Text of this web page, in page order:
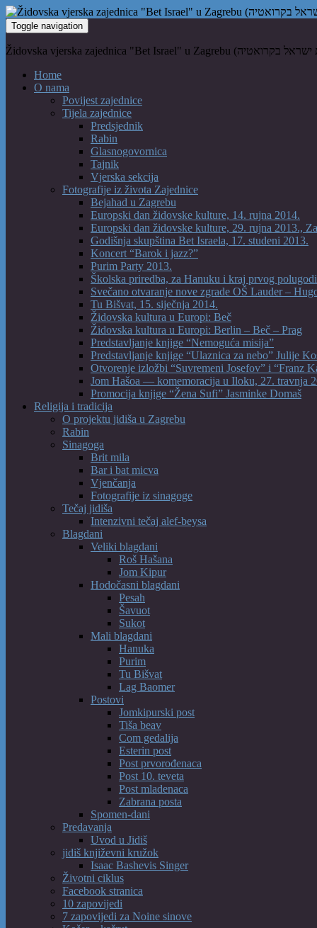
Toggle navigation
Home
O nama
Povijest zajednice
Tijela zajednice
Predsjednik
Rabin
Glasnogovornica
Tajnik
Vjerska sekcija
Fotografije iz života Zajednice
Bejahad u Zagrebu
Europski dan židovske kulture, 14. rujna 2014.
Europski dan židovske kulture, 29. rujna 2013.,
Godišnja skupština Bet Israela, 17. studeni 2013.
Koncert “Barok i jazz?”
Purim Party 2013.
Školska priredba, za Hanuku i kraj prvog
Svečano otvaranje nove zgrade OŠ Lauder –
Tu Bišvat, 15. siječnja 2014.
Židovska kultura u Europi: Beč
Židovska kultura u Europi: Berlin – Beč – Prag
Predstavljanje knjige “Nemoguća misija”
Predstavljanje knjige “Ulaznica za nebo” Julije
Otvorenje izložbi “Suvremeni Josefov” i “Franz
Jom Hašoa — komemoracija u Iloku, 27. travnja
Promocija knjige “Žena Sufi” Jasminke Domaš
Religija i tradicija
O projektu jidiša u Zagrebu
Rabin
Sinagoga
Brit mila
Bar i bat micva
Vjenčanja
Fotografije iz sinagoge
Tečaj jidiša
Intenzivni tečaj alef-beysa
Blagdani
Veliki blagdani
Roš Hašana
Jom Kipur
Hodočasni blagdani
Pesah
Šavuot
Sukot
Mali blagdani
Hanuka
Purim
Tu Bišvat
Lag Baomer
Postovi
Jomkipurski post
Tiša beav
Com gedalija
Esterin post
Post prvorođenaca
Post 10. teveta
Post mladenaca
Zabrana posta
Spomen-dani
Predavanja
Uvod u Jidiš
jidiš književni kružok
Isaac Bashevis Singer
Životni ciklus
Facebook stranica
10 zapovijedi
7 zapovijedi za Noine sinove